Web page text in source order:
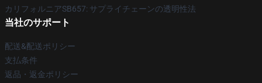
カリフォルニアSB657: サプライチェーンの透明性法
当社のサポート
配送&配送ポリシー
支払条件
返品・返金ポリシー